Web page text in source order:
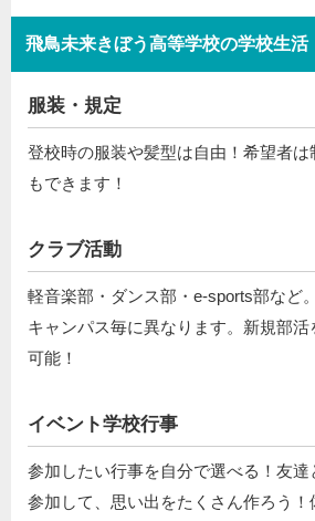
飛鳥未来きぼう高等学校の学校生活
服装・規定
登校時の服装や髪型は自由！希望者は
もできます！
クラブ活動
軽音楽部・ダンス部・e-sports部など
キャンパス毎に異なります。新規部活
可能！
イベント学校行事
参加したい行事を自分で選べる！友達
参加して、思い出をたくさん作ろう